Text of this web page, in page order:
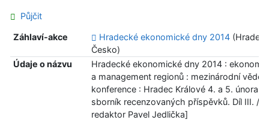
Půjčit
Záhlaví-akce Hradecké ekonomické dny 2014(Hradec
Česko)
Údaje o názvu
Hradecké ekonomické dny 2014 :
a management regionů : mezinárodní
konference : Hradec Králové 4. a 5. února
sborník recenzovaných příspěvků. Díl III. /
redaktor Pavel Jedlička]